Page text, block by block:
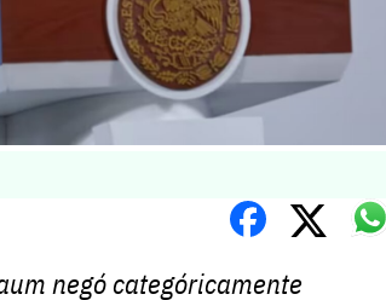
negó categóricamente